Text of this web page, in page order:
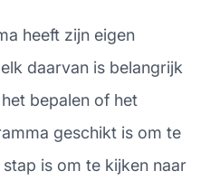
heeft zijn eigen
daarvan is belangrijk
bepalen of het
geschikt is om te
is om te kijken naar